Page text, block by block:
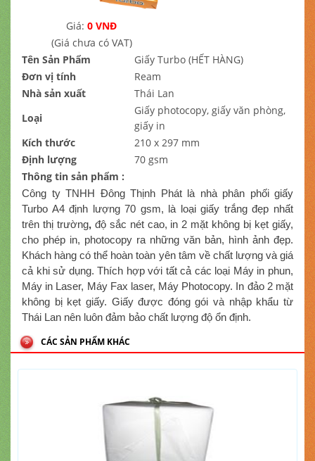
Giá: 0 VNĐ
(Giá chưa có VAT)
Tên Sản Phẩm
Giấy Turbo (HẾT HÀNG)
Đơn vị tính
Ream
Nhà sản xuất
Thái Lan
Loại
Giấy photocopy, giấy văn phòng,
giấy in
Kích thước
210 x 297 mm
Định lượng
70 gsm
Thông tin sản phẩm :
Công ty TNHH Đông Thịnh Phát là nhà phân phối giấy
Turbo A4 định lượng 70 gsm, là loại giấy trắng đẹp nhất
trên thị trường, độ sắc nét cao, in 2 mặt không bị kẹt giấy,
cho phép in, photocopy ra những văn bản, hình ảnh đẹp.
Khách hàng có thể hoàn toàn yên tâm về chất lượng và giá
cả khi sử dụng. Thích hợp với tất cả các loại Máy in phun,
Máy in Laser, Máy Fax laser, Máy Photocopy. In đảo 2 mặt
không bị kẹt giấy. Giấy được đóng gói và nhập khẩu từ
Thái Lan nên luôn đảm bảo chất lượng độ ổn định.
CÁC SẢN PHẨM KHÁC